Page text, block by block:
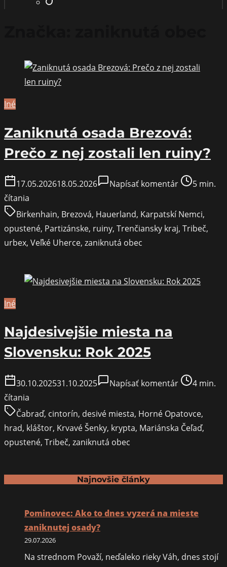
Iné
Zaniknutá osada Brezová:
Prečo z nej zostali len ruiny?
17.05.202618.05.2026 Napísať komentáron
osada
Brezová:
zostali
Post
time
5 min.
čítania
Birkenhain, Brezová, Hauerland, Karpatskí Nemci,
opustené, Partizánske, ruiny, Trenčiansky kraj, Tribeč,
urbex, Veľké Uherce, zaniknutá obec
Iné
Najdesivejšie miesta na
Slovensku: Rok 2025
30.10.202531.10.2025 Napísať komentáron
miesta
na
Post
time
4 min.
čítania
Čabraď, cintorín, desivé miesta, Horné Opatovce,
hrad, kláštor, Krvavé Šenky, krypta, Mariánska Čeľaď,
opustené, Tribeč, zaniknutá obec
Najnovšie články
Pominovec: Ako to dnes vyzerá na mieste
zaniknutej osady?
29.07.2026
Na strednom Považí, neďaleko rieky Váh, dnes stojí